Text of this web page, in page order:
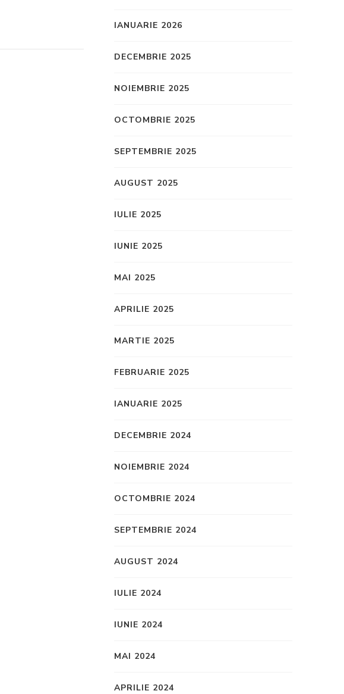
IANUARIE 2026
DECEMBRIE 2025
NOIEMBRIE 2025
OCTOMBRIE 2025
SEPTEMBRIE 2025
AUGUST 2025
IULIE 2025
IUNIE 2025
MAI 2025
APRILIE 2025
MARTIE 2025
FEBRUARIE 2025
IANUARIE 2025
DECEMBRIE 2024
NOIEMBRIE 2024
OCTOMBRIE 2024
SEPTEMBRIE 2024
AUGUST 2024
IULIE 2024
IUNIE 2024
MAI 2024
APRILIE 2024